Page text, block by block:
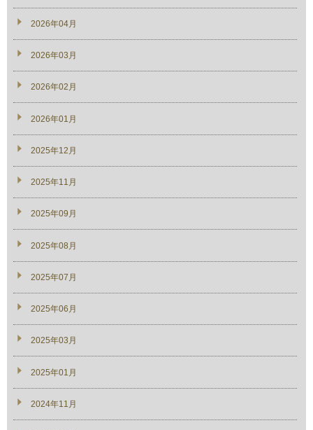
2026年04月
2026年03月
2026年02月
2026年01月
2025年12月
2025年11月
2025年09月
2025年08月
2025年07月
2025年06月
2025年03月
2025年01月
2024年11月